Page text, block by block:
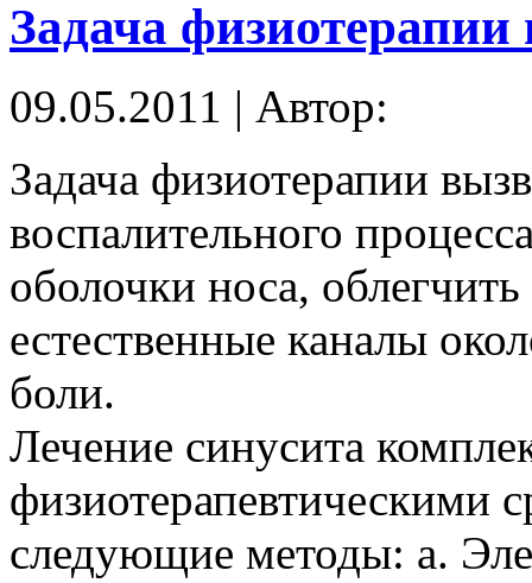
Задача физиотерапии
09.05.2011 | Автор:
Задача физиотерапии
воспалительного
оболочки носа,
естественные каналы
боли.
Лечение синусита
физиотерапевтическими
следующие методы: а.